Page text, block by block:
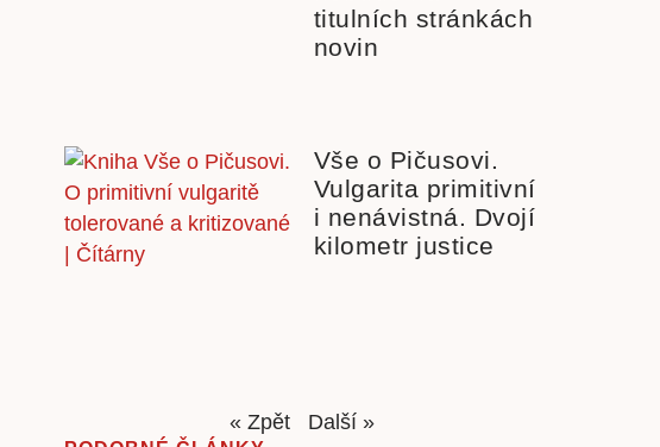
titulních stránkách
novin
Vše o Pičusovi.
Vulgarita primitivní
i nenávistná. Dvojí
kilometr justice
« Zpět Další »